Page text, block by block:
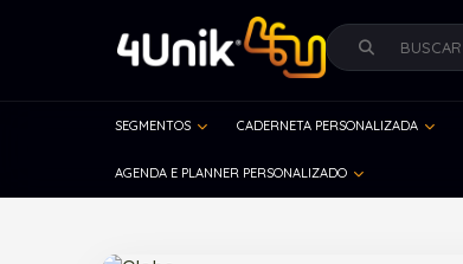
SEGMENTOS CADERNETA PERSONALIZADA
AGENDA E PLANNER PERSONALIZADO